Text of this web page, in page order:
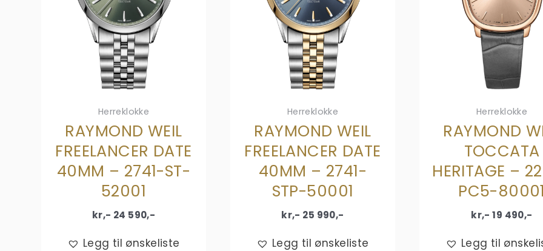
Herreklokke
RAYMOND WEIL
FREELANCER DATE
40MM – 2741-ST-
52001
kr,- 24 590,-
Legg til ønskeliste
Herreklokke
RAYMOND WEIL
FREELANCER DATE
40MM – 2741-
STP-50001
kr,- 25 990,-
Legg til ønskeliste
Herreklokke
RAYMOND
TOCCATA
HERITAGE –
PC5-
kr,- 19 490,-
Legg til